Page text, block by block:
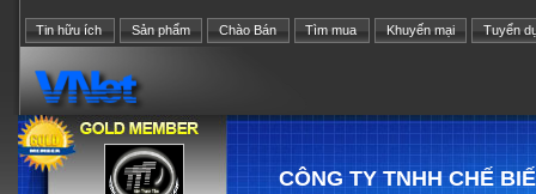
Tin hữu ích Sản phẩm Chào Bán Tìm mua Khuyến mại Tuyển
CÔNG TY TNHH CHẾ